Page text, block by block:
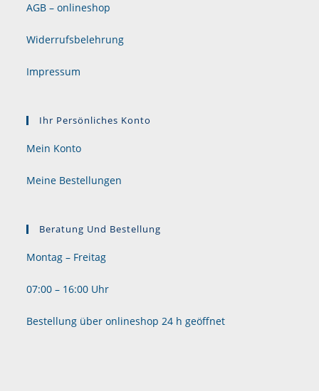
AGB – onlineshop
Widerrufsbelehrung
Impressum
Ihr Persönliches Konto
Mein Konto
Meine Bestellungen
Beratung Und Bestellung
Montag – Freitag
07:00 – 16:00 Uhr
Bestellung über onlineshop 24 h geöffnet